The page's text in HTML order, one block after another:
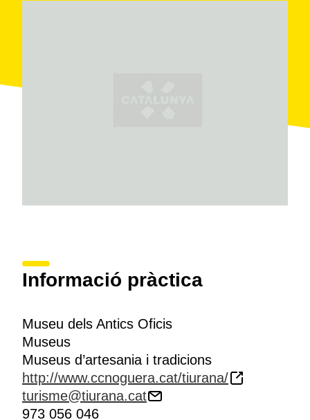
Informació pràctica
Museu dels Antics Oficis
Museus
Museus d’artesania i tradicions
http://www.ccnoguera.cat/tiurana/
turisme@tiurana.cat
973 056 046